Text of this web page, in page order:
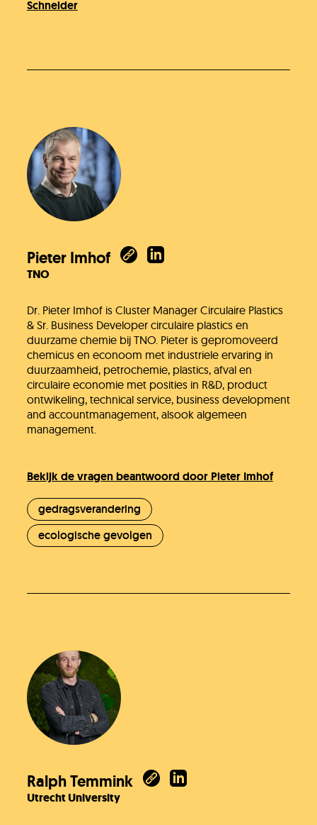
Schneider
Pieter Imhof
TNO
Dr. Pieter Imhof is Cluster Manager Circulaire Plastics
& Sr. Business Developer circulaire plastics en
duurzame chemie bij TNO. Pieter is gepromoveerd
chemicus en econoom met industriele ervaring in
duurzaamheid, petrochemie, plastics, afval en
circulaire economie met posities in R&D, product
ontwikeling, technical service, business development
and accountmanagement, alsook algemeen
management.
Bekijk de vragen beantwoord door Pieter Imhof
gedragsverandering
ecologische gevolgen
Ralph Temmink
Utrecht University